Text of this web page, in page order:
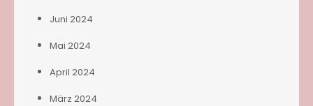
Juni 2024
Mai 2024
April 2024
März 2024